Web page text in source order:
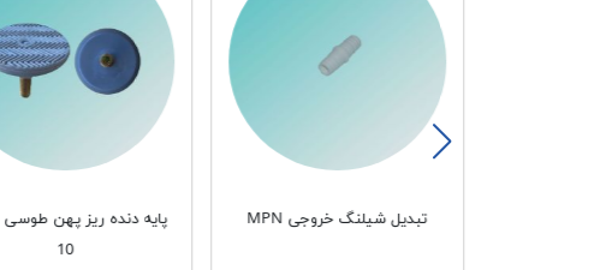
تبدیل شیلنگ خروجی MPN
10